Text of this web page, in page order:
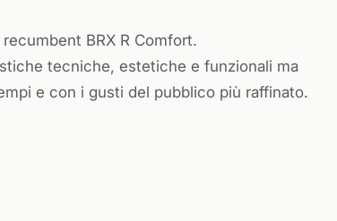
BRX R Comfort.
tecniche, estetiche e funzionali ma
e con i gusti del pubblico più raffinato.